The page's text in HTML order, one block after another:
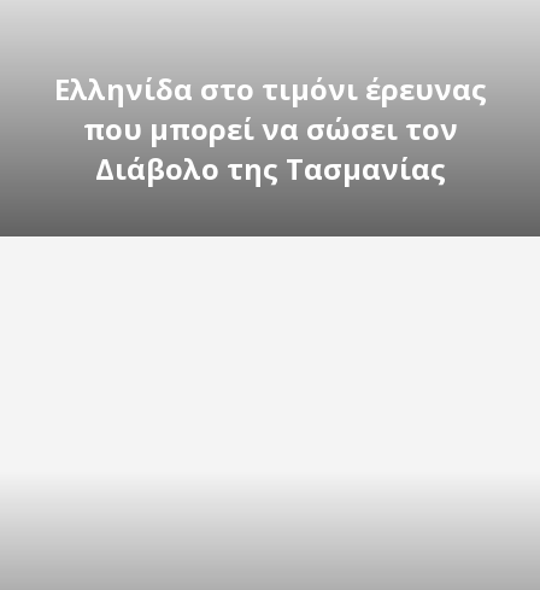
Ελληνίδα στο τιμόνι έρευνας
που μπορεί να σώσει τον
Διάβολο της Τασμανίας